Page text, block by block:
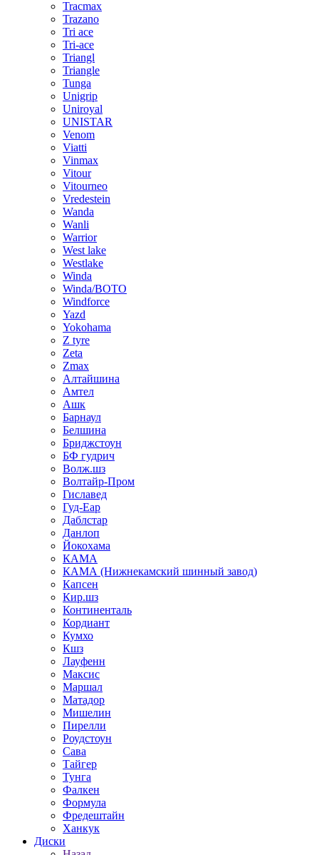
Tracmax
Trazano
Tri ace
Tri-ace
Triangl
Triangle
Tunga
Unigrip
Uniroyal
UNISTAR
Venom
Viatti
Vinmax
Vitour
Vitourneo
Vredestein
Wanda
Wanli
Warrior
West lake
Westlake
Winda
Winda/BOTO
Windforce
Yazd
Yokohama
Z tyre
Zeta
Zmax
Алтайшина
Амтел
Ашк
Барнаул
Белшина
Бриджстоун
БФ гудрич
Волж.шз
Волтайр-Пром
Гиславед
Гуд-Еар
Даблстар
Данлоп
Йокохама
КАМА
КАМА (Нижнекамский шинный завод)
Капсен
Кир.шз
Континенталь
Кордиант
Кумхо
Кшз
Лауфенн
Максис
Маршал
Матадор
Мишелин
Пирелли
Роудстоун
Сава
Тайгер
Тунга
Фалкен
Формула
Фредештайн
Ханкук
Диски